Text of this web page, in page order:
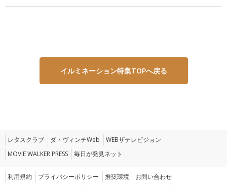
イルミネーション特集TOPへ戻る
レタスクラブ ダ・ヴィンチWeb
WEBザテレビジョン
MOVIE WALKER PRESS
毎日が発見ネット
利用規約 プライバシーポリシー 推奨環境 お問い合わせ